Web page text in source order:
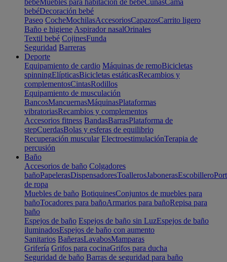
bebéMuebles para habitación de bebéCunasCama
bebéDecoración bebé
Paseo CocheMochilasAccesoriosCapazosCarrito ligero
Baño e higiene Aspirador nasalOrinales
Textil bebé CojinesFunda
Seguridad Barreras
Deporte
Equipamiento de cardio Máquinas de remoBicicletas
spinningElípticasBicicletas estáticasRecambios y
complementosCintasRodillos
Equipamiento de musculación
BancosMancuernasMáquinasPlataformas
vibratoriasRecambios y complementos
Accesorios fitness BandasBarrasPlataforma de
stepCuerdasBolas y esferas de equilibrio
Recuperación muscular ElectroestimulaciónTerapia de
percusión
Baño
Accesorios de baño Colgadores
bañoPapelerasDispensadoresToallerosJabonerasEscobillero
de ropa
Muebles de baño BotiquinesConjuntos de muebles para
bañoTocadores para bañoArmarios para bañoRepisa para
baño
Espejos de baño Espejos de baño sin LuzEspejos de baño
iluminadosEspejos de baño con aumento
Sanitarios BañerasLavabosMamparas
Grifería Grifos para cocinaGrifos para ducha
Seguridad de baño Barras de seguridad para baño